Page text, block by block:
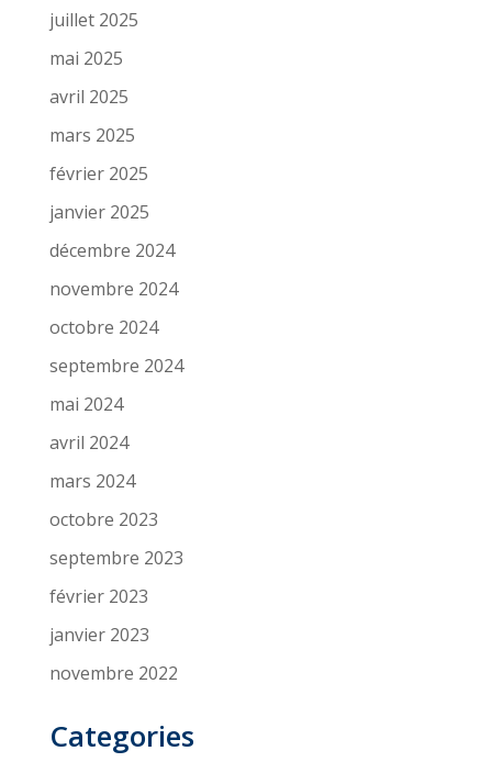
juillet 2025
mai 2025
avril 2025
mars 2025
février 2025
janvier 2025
décembre 2024
novembre 2024
octobre 2024
septembre 2024
mai 2024
avril 2024
mars 2024
octobre 2023
septembre 2023
février 2023
janvier 2023
novembre 2022
Categories